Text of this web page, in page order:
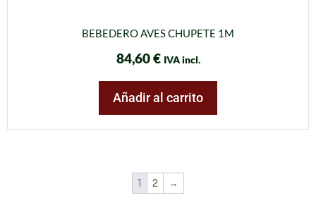
BEBEDERO AVES CHUPETE 1M
84,60€ IVA incl.
Añadir al carrito
1 2 →